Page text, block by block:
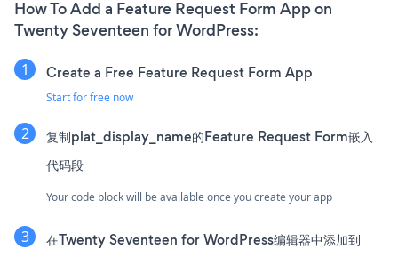
How To Add a Feature Request Form App on
Twenty Seventeen for WordPress:
Create a Free Feature Request Form App
Start for free now
复制plat_display_name的Feature Request Form嵌入
代码段
Your code block will be available once you create your app
在Twenty Seventeen for WordPress编辑器中添加到